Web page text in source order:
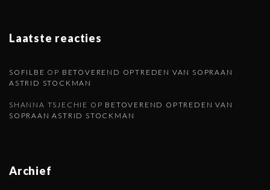
Laatste reacties
SOFILBE OP BETOVEREND OPTREDEN VAN SOPRAAN
ASTRID STOCKMAN
SHANNA TSJECHIE OP BETOVEREND OPTREDEN VAN
SOPRAAN ASTRID STOCKMAN
Archief